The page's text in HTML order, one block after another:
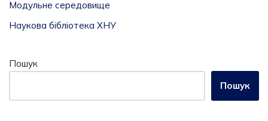
Модульне середовище
Наукова бібліотека ХНУ
Пошук
Пошук